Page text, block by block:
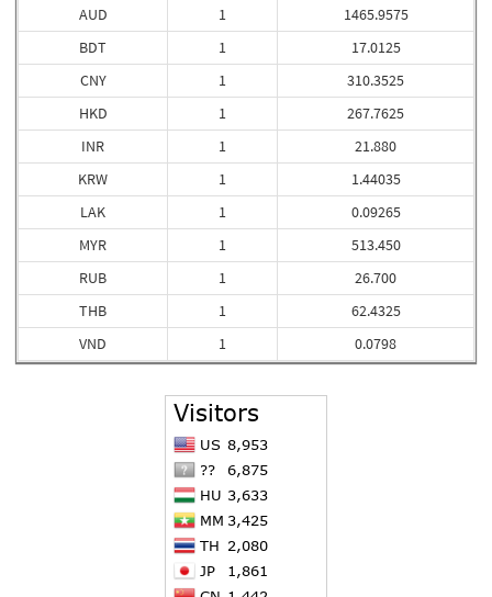
AUD
BDT
CNY
HKD
INR
KRW
LAK
MYR
RUB
THB
VND
1
1
1
1
1
1
1
1
1
1
1
1465.9575
17.0125
310.3525
267.7625
21.880
1.44035
0.09265
513.450
26.700
62.4325
0.0798